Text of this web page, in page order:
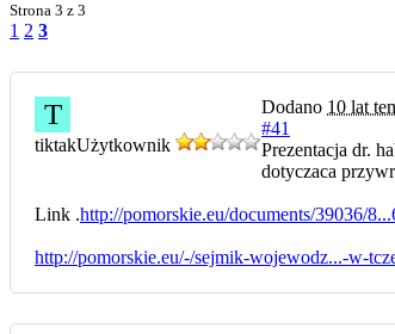
Strona 3 z 3
1 2 3
T
tiktakUżytkownik
Dodano 10 lat
#41
Prezentacja dr.
dotyczaca
Link .http://pomorskie.eu/documents/39036/
http://pomorskie.eu/-/sejmik-wojewodz...-w-